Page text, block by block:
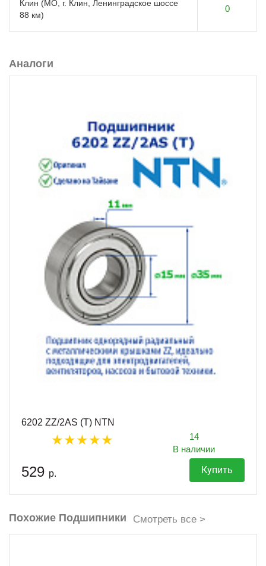
Клин (МО, г. Клин, Ленинградское шоссе
88 км)
0
Аналоги
6202 ZZ/2AS (T) NTN
14
В наличии
529 р. Купить
Похожие Подшипники Смотреть все >